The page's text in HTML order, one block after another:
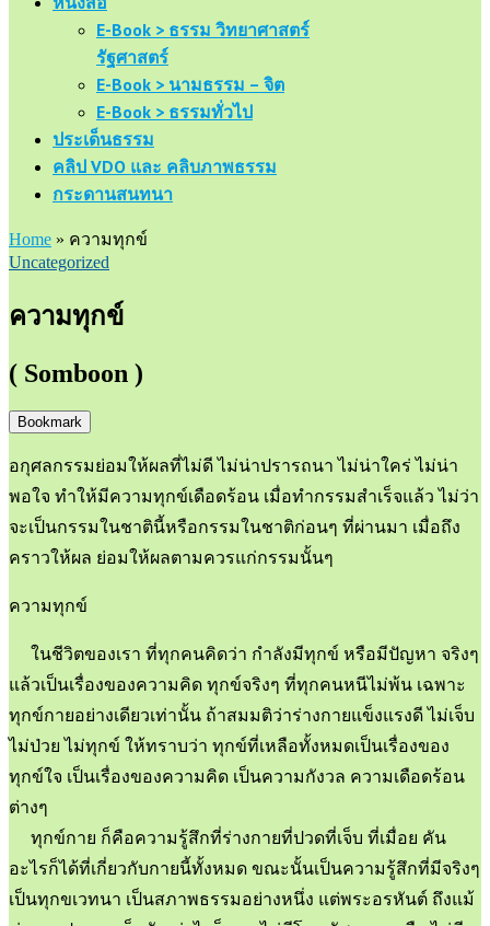
E-Book > ธรรม วิทยาศาสตร์
รัฐศาสตร์
E-Book > นามธรรม – จิต
E-Book > ธรรมทั่วไป
ประเด็นธรรม
คลิป VDO และ คลิบภาพธรรม
กระดานสนทนา
Home » ความทุกข์
Uncategorized
ความทุกข์
( Somboon )
Bookmark
อกุศลกรรมย่อมให้ผลที่ไม่ดี ไม่น่าปรารถนา ไม่น่าใคร่ ไม่น่า
พอใจ ทำให้มีความทุกข์เดือดร้อน เมื่อทำกรรมสำเร็จแล้ว ไม่ว่า
จะเป็นกรรมในชาตินี้หรือกรรมในชาติก่อนๆ ที่ผ่านมา เมื่อถึง
คราวให้ผล ย่อมให้ผลตามควรแก่กรรมนั้นๆ
ความทุกข์
ในชีวิตของเรา ที่ทุกคนคิดว่า กำลังมีทุกข์ หรือมีปัญหา จริงๆ
แล้วเป็นเรื่องของความคิด ทุกข์จริงๆ ที่ทุกคนหนีไม่พ้น เฉพาะ
ทุกข์กายอย่างเดียวเท่านั้น ถ้าสมมติว่าร่างกายแข็งแรงดี ไม่เจ็บ
ไม่ป่วย ไม่ทุกข์ ให้ทราบว่า ทุกข์ที่เหลือทั้งหมดเป็นเรื่องของ
ทุกข์ใจ เป็นเรื่องของความคิด เป็นความกังวล ความเดือดร้อน
ต่างๆ
ทุกข์กาย ก็คือความรู้สึกที่ร่างกายที่ปวดที่เจ็บ ที่เมื่อย คัน
อะไรก็ได้ที่เกี่ยวกับกายนี้ทั้งหมด ขณะนั้นเป็นความรู้สึกที่มีจริงๆ
เป็นทุกขเวทนา เป็นสภาพธรรมอย่างหนึ่ง แต่พระอรหันต์ ถึงแม้